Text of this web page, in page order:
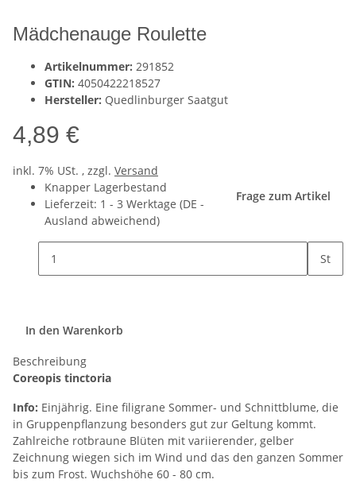
Mädchenauge Roulette
Artikelnummer: 291852
GTIN: 4050422218527
Hersteller: Quedlinburger Saatgut
4,89 €
inkl. 7% USt. , zzgl. Versand
Knapper Lagerbestand
Lieferzeit: 1 - 3 Werktage (DE -
Ausland abweichend)
Frage zum Artikel
St
In den Warenkorb
Beschreibung
Coreopis tinctoria
Info: Einjährig. Eine filigrane Sommer- und Schnittblume, die
in Gruppenpflanzung besonders gut zur Geltung kommt.
Zahlreiche rotbraune Blüten mit variierender, gelber
Zeichnung wiegen sich im Wind und das den ganzen Sommer
bis zum Frost. Wuchshöhe 60 - 80 cm.